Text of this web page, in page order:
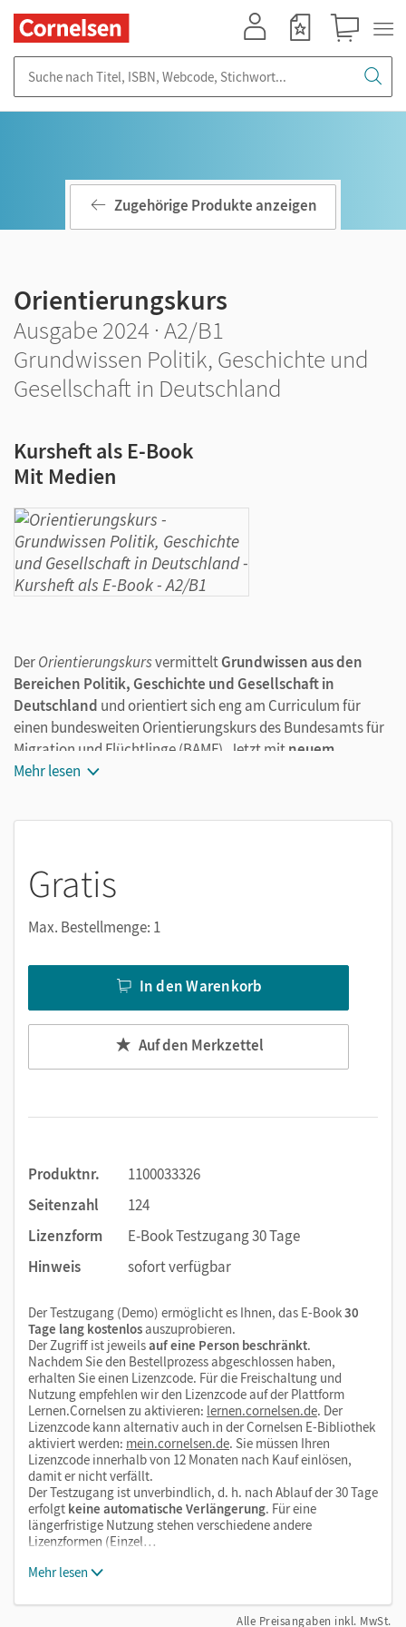
Zugehörige Produkte anzeigen
Orientierungskurs
Ausgabe 2024 · A2/B1
Grundwissen Politik, Geschichte und
Gesellschaft in Deutschland
Kursheft als E-Book
Mit Medien
DerOrientierungskursvermitteltGrundwissen aus den
Bereichen Politik, Geschichte und Gesellschaft in
Deutschland und orientiert sich eng am Curriculum für
einen bundesweiten Orientierungskurs des Bundesamts für
Migration und Flüchtlinge (BAMF). Jetzt mitneuem
Fragenkatalog, gültig ab
Deutschland und in der Europäischen Union,
einen Überblick über die Grunddaten der neueren
deutschen Geschichte sowie
Konventionen, Normen und Werte der deutschen
Gesellschaft.
Die Audios zum E-Book lassen sich über Klickstellen direkt
an der Buchseite aufrufen.
die Lernenden Gelegenheit, Vorwissen zu aktivieren.
Jeweils
am Ende der Module
Wiederholungsaufgaben, eine Zusammenfassung der
wichtigsten Informationen alsWissen im Überblick
sowie interaktive Übungen zur Verfügung.
Bilanzgestattet einen Rückblick auf den gesamten
Orientierungskurs. Neben den Übungen in den
Modulen 1 bis 3 sind die entsprechenden Nummern
der Fragen aus dem Gesamt-Fragenkatalog zum Test
„Leben in Deutschland“ als Marginalien angegeben,
sodass die Kursteilnehmer/-innen frühzeitig in die
Vorbereitung auf den Orientierungskurstest
einsteigen können.
Der Anhang umfasst
Tipps zum Einbürgerungstest und dem Test „Leben in
Deutschland“,
einen Modelltest „Leben in Deutschland”,
Mehr lesen
Gratis
Max. Bestellmenge: 1
In den Warenkorb
Auf den Merkzettel
Produktnr.
1100033326
Seitenzahl
124
Lizenzform
E-Book Testzugang 30 Tage
Hinweis
sofort verfügbar
Der Testzugang (Demo) ermöglicht es Ihnen, das E-Book30
Tage lang kostenlosauszuprobieren.
Der Zugriff ist jeweilsauf eine Person beschränkt.
Nachdem Sie den Bestellprozess abgeschlossen haben,
erhalten Sie einen Lizenzcode. Für die Freischaltung und
Nutzung empfehlen wir den Lizenzcode auf der Plattform
Lernen.Cornelsen zu aktivieren: lernen.cornelsen.de. Der
Lizenzcode kann alternativ auch in der Cornelsen E-Bibliothek
aktiviert werden: mein.cornelsen.de. Sie müssen Ihren
Lizenzcode innerhalb von 12 Monaten nach Kauf einlösen,
damit er nicht verfällt.
Der Testzugang ist unverbindlich, d. h. nach Ablauf der 30 Tage
erfolgt keine automatische Verlängerung. Für eine
längerfristige Nutzung stehen verschiedene andere
Lizenzformen (Einzel…
Mehr lesen
Alle Preisangaben inkl. MwSt.